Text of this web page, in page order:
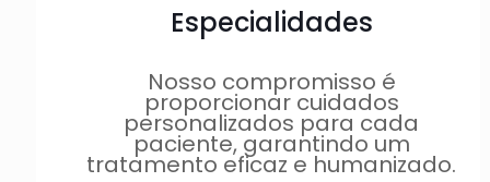
Especialidades
Nosso compromisso é
proporcionar cuidados
personalizados para cada
paciente, garantindo um
tratamento eficaz e humanizado.